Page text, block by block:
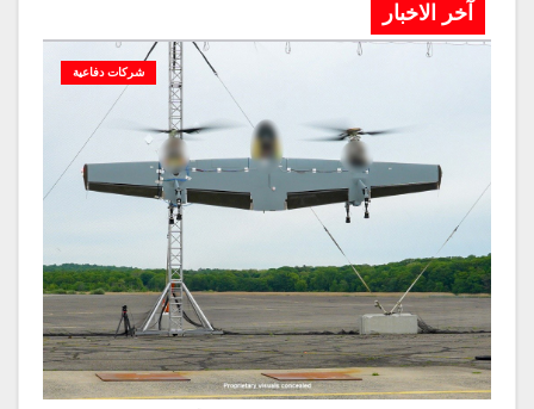
آخر الاخبار
شركات دفاعية